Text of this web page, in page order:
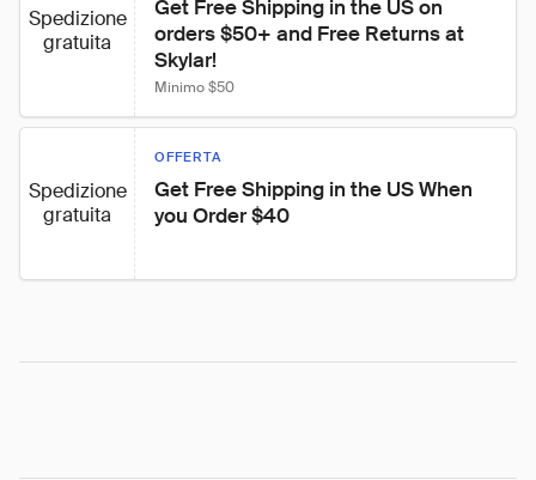
Spedizione
gratuita
Get Free Shipping in the US on
orders $50+ and Free Returns at
Skylar!
Minimo $50
Spedizione
gratuita
OFFERTA
Get Free Shipping in the US When
you Order $40